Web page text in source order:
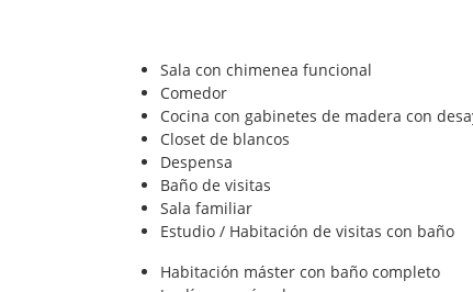
Sala con chimenea funcional
Comedor
Cocina con gabinetes de madera con
Closet de blancos
Despensa
Baño de visitas
Sala familiar
Estudio / Habitación de visitas con baño
Habitación máster con baño completo